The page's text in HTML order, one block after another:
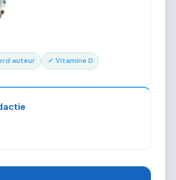
auteur ✓ Vitamine D